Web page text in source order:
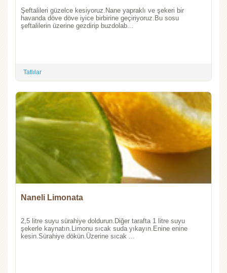
Şeftalileri güzelce kesiyoruz.Nane yapraklı ve şekeri bir
havanda döve döve iyice birbirine geçiriyoruz.Bu sosu
şeftalilerin üzerine gezdirip buzdolab...
Tatlılar
Naneli Limonata
2,5 litre suyu sürahiye doldurun.Diğer tarafta 1 litre suyu
şekerle kaynatın.Limonu sıcak suda yıkayın.Enine enine
kesin.Sürahiye dökün.Üzerine sıcak ...